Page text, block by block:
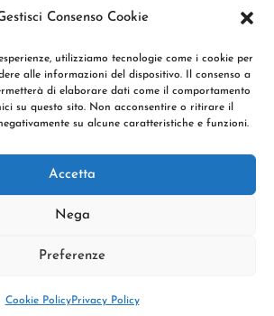
Consenso Cookie
utilizziamo tecnologie come i cookie per
alle informazioni del dispositivo. Il consenso a
di elaborare dati come il comportamento
su questo sito. Non acconsentire o ritirare il
su alcune caratteristiche e funzioni.
Accetta
Nega
Preferenze
Cookie PolicyPrivacy Policy
| Web Design